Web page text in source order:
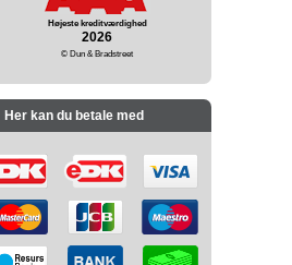
Højeste kreditværdighed
2026
© Dun & Bradstreet
Her kan du betale med